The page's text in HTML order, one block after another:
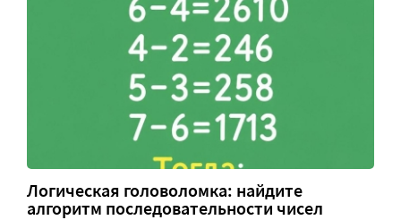
Логическая головоломка: найдите
алгоритм последовательности чисел